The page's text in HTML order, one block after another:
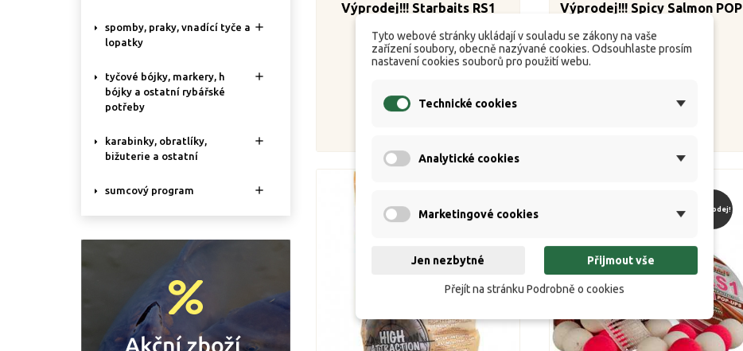
spomby, praky, vnadící tyče a
lopatky

tyčové bójky, markery, h
bójky a ostatní rybářské
potřeby

karabinky, obratlíky,
bižuterie a ostatní

sumcový program 
Výprodej!!! Starbaits RS1
K dispozici
Výprodej!!! Spicy Salmon POP
K dispozici
Výprodej! Výprodej!
Tyto webové stránky ukládají v souladu se zákony na vaše
zařízení soubory, obecně nazývané cookies. Odsouhlaste prosím
nastavení cookies souborů pro použití webu.
Technické cookies
Analytické cookies
Marketingové cookies
Jen nezbytné Přijmout vše
Přejít na stránku Podrobně o cookies